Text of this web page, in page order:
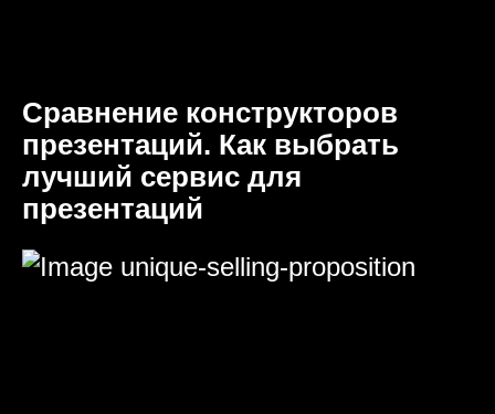
Сравнение конструкторов
презентаций. Как выбрать
лучший сервис для
презентаций